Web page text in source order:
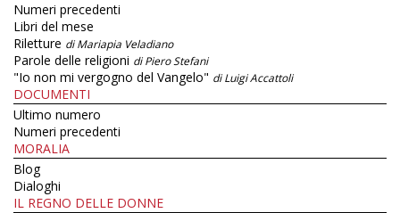
Numeri precedenti
Libri del mese
Riletture di Mariapia Veladiano
Parole delle religioni di Piero Stefani
"Io non mi vergogno del Vangelo" di Luigi Accattoli
DOCUMENTI
Ultimo numero
Numeri precedenti
MORALIA
Blog
Dialoghi
IL REGNO DELLE DONNE